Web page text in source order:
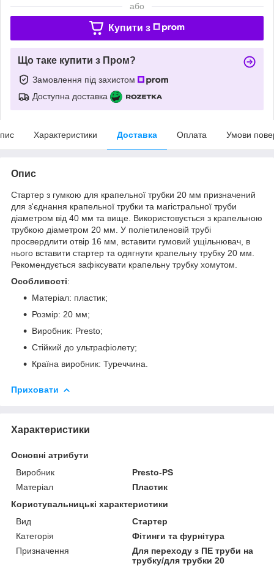
або
Купити з
Що таке купити з Пром?
Замовлення під захистом
Доступна доставка
Характеристики Доставка Оплата Умови
Опис
Стартер з гумкою для крапельної трубки 20 мм призначений
для з'єднання крапельної трубки та магістральної труби
діаметром від 40 мм та вище. Використовується з крапельною
трубкою діаметром 20 мм. У поліетиленовій трубі
просвердлити отвір 16 мм, вставити гумовий ущільнювач, в
нього вставити стартер та одягнути крапельну трубку 20 мм.
Рекомендується зафіксувати крапельну трубку хомутом.
Особливості:
Матеріал: пластик;
Розмір: 20 мм;
Виробник: Presto;
Стійкий до ультрафіолету;
Країна виробник: Туреччина.
Приховати
Характеристики
Основні атрибути
Виробник
Presto-PS
Матеріал
Пластик
Користувальницькі характеристики
Вид
Стартер
Категорія
Фітинги та фурнітура
Призначення
Для переходу з ПЕ труби на
трубку/для трубки 20